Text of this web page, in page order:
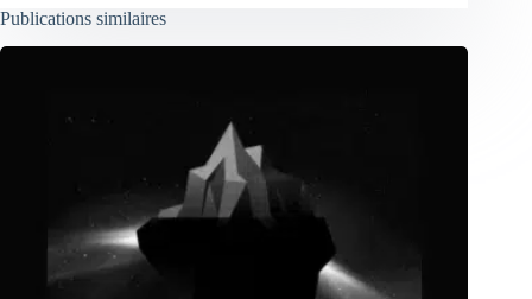
Publications similaires